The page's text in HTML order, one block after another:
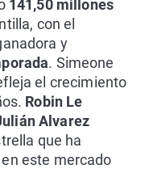
141,50 millones
con el
y
. Simeone
el crecimiento
Robin Le
Alvarez
que ha
este mercado